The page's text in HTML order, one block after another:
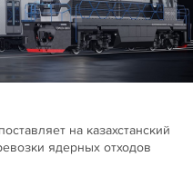
на казахстанский
ядерных отходов